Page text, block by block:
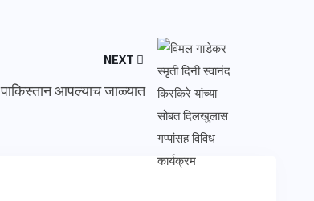
NEXT
पाकिस्तान आपल्याच जाळ्यात